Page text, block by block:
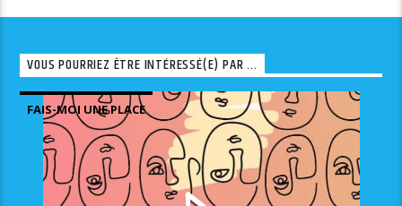
VOUS POURRIEZ ÊTRE INTÉRESSÉ(E) PAR ...
FAIS-MOI UNE PLACE